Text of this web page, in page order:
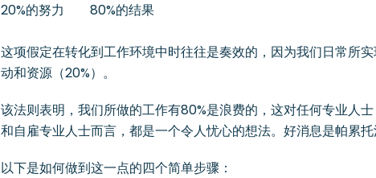
20%的努力 80%的结果
这项假定在转化到工作环境中时往往是奏效的，因为我们日常所
动和资源（20%）。
该法则表明，我们所做的工作有80%是浪费的，这对任何专业人
和自雇专业人士而言，都是一个令人忧心的想法。好消息是帕累托
以下是如何做到这一点的四个简单步骤：